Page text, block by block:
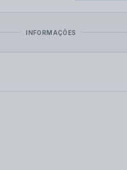
INFORMAÇÕES